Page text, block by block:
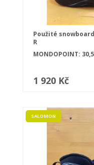
Použité
R
MONDOPOINT:
1 920 Kč
SALOMON